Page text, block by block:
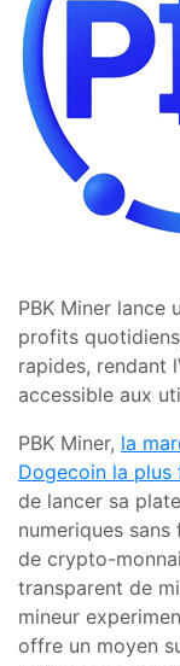
PBK Miner lance
profits
rapides, rendant
accessible aux
PBK Miner, la
Dogecoin la plus
de lancer sa
numeriques
de crypto-
transparent de
mineur
offre un moyen